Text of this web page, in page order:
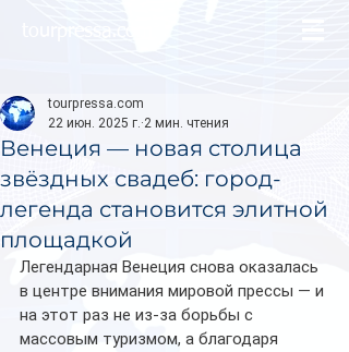
Венеция — новая столица
звёздных свадеб: город-
легенда становится элитной
площадкой
tourpressa.com
22 июн. 2025 г. 2 мин. чтения
Легендарная Венеция снова оказалась
в центре внимания мировой прессы — и
на этот раз не из-за борьбы с
массовым туризмом, а благодаря